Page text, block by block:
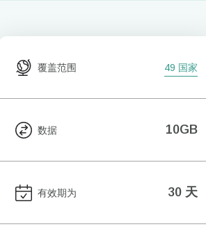
覆盖范围 49 国家
数据 10GB
有效期为 30 天